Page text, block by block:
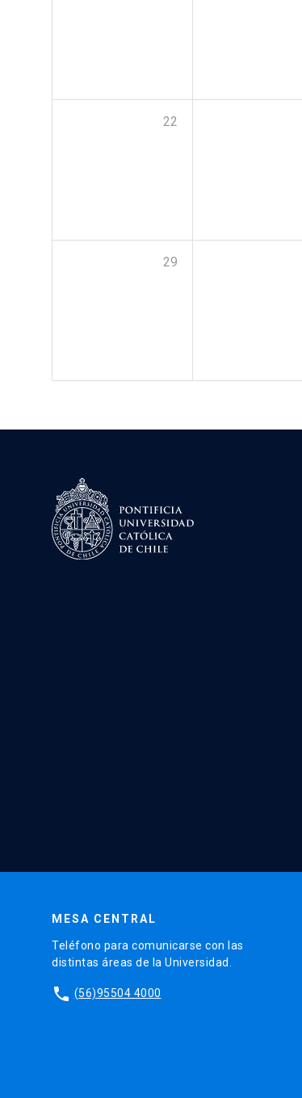
22
29
MESA CENTRAL
Teléfono para comunicarse con las
distintas áreas de la Universidad.
phone (56)95504 4000